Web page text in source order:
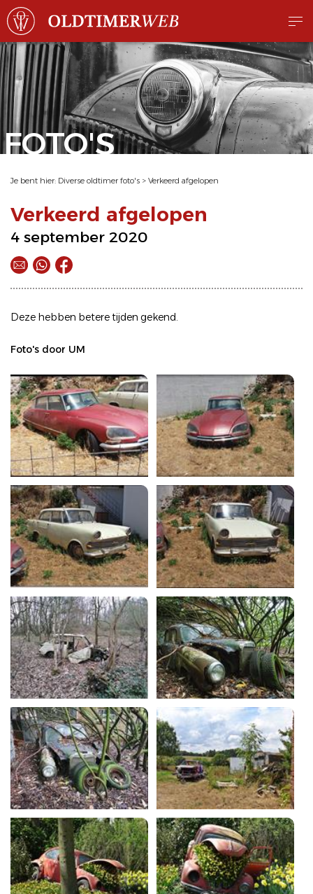
FOTO'S
Je bent hier: Diverse oldtimer foto's > Verkeerd afgelopen
Verkeerd afgelopen
4 september 2020
Deze hebben betere tijden gekend.
Foto's door UM